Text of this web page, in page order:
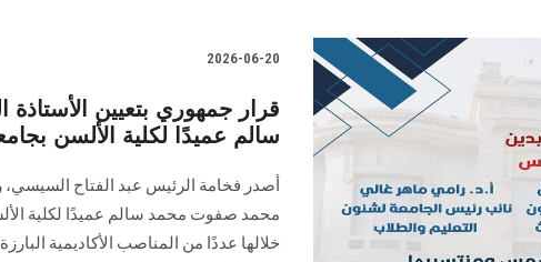
2026-06-20
قرار جمهوري بتعيين
سالم عميدًا لكلية الألسن
أصدر فخامة الرئيس عبد الفتاح السيسي،
محمد صفوت محمد سالم عميدًا لكلية
خلالها عددًا من المناصب الأكاديمية